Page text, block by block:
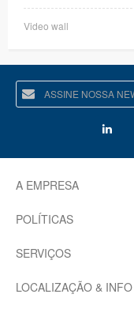
Video wall
A EMPRESA
POLÍTICAS
SERVIÇOS
LOCALIZAÇÃO & INFO